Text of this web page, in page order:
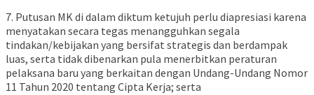
7. Putusan MK di dalam diktum ketujuh perlu diapresiasi karena
menyatakan secara tegas menangguhkan segala
tindakan/kebijakan yang bersifat strategis dan berdampak
luas, serta tidak dibenarkan pula menerbitkan peraturan
pelaksana baru yang berkaitan dengan Undang-Undang Nomor
11 Tahun 2020 tentang Cipta Kerja; serta